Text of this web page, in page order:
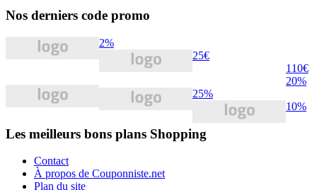
Nos derniers code promo
2%
25€
110€
20%
25%
10%
Les meilleurs bons plans Shopping
Contact
À propos de Couponniste.net
Plan du site